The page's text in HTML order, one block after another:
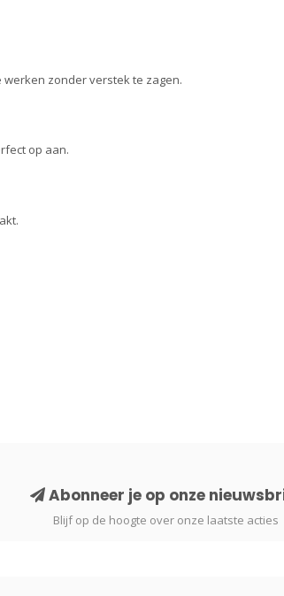
zonder verstek te zagen.
op aan.
Abonneer je op onze
Blijf op de hoogte over onze laatste acties